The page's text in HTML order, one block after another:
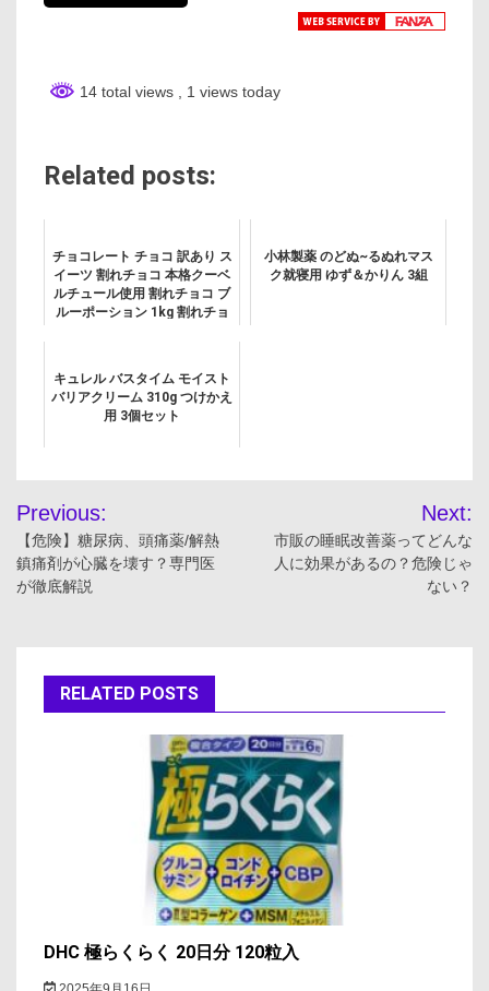
14 total views , 1 views today
Related posts:
チョコレート チョコ 訳あり ス
イーツ 割れチョコ 本格クーベ
ルチュール使用 割れチョコ ブ
ルーポーション 1kg 割れチョ
小林製薬 のどぬ~るぬれマス
ク就寝用 ゆず＆かりん 3組
キュレル バスタイム モイスト
バリアクリーム 310g つけかえ
用 3個セット
投
稿
ナ
ゲ
ー
Previous:
【危険】糖尿病、頭痛薬/解熱
鎮痛剤が心臓を壊す？専門医
が徹底解説
Next:
市販の睡眠改善薬ってどんな
人に効果があるの？危険じゃ
ない？
RELATED POSTS
DHC 極らくらく 20日分 120粒入